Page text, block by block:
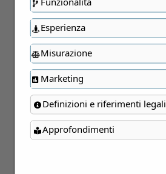
16
Mar
Esperienza
Misurazione
Marketing
Definizioni e riferimenti legali
Approfondimenti